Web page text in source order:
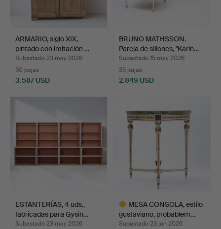
ARMARIO, siglo XIX,
pintado con imitación …
Subastado 23 may 2026
50 pujas
3.587 USD
BRUNO MATHSSON.
Pareja de sillones, "Karin…
Subastado 15 may 2026
35 pujas
2.849 USD
ESTANTERÍAS, 4 uds.,
fabricadas para Gysin…
Subastado 23 may 2026
MESA CONSOLA, estilo
gustaviano, probablem…
Subastado 23 jun 2026